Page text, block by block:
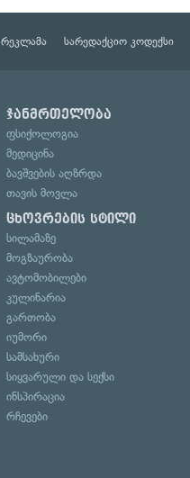
რეკლამა სარედაქციო კოდექსი
ჯანმრთელობა
ფსიქოლოგია
მედიცინა
ბავშვების აღზრდა
თავის მოვლა
ცხოვრების სტილი
სილამაზე
მოგზაურობა
ავტომობილები
კულინარია
გართობა
იუმორი
სამსახური
სიყვარული და სექსი
ინსპირაცია
რჩევები